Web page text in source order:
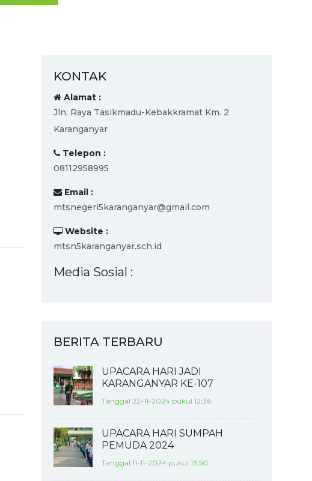
KONTAK
Alamat :
Jln. Raya Tasikmadu-Kebakkramat Km. 2
Karanganyar
Telepon :
08112958995
Email :
mtsnegeri5karanganyar@gmail.com
Website :
mtsn5karanganyar.sch.id
Media Sosial :
BERITA TERBARU
UPACARA HARI JADI
KARANGANYAR KE-107
Tanggal 22-11-2024 pukul 12:36
UPACARA HARI SUMPAH
PEMUDA 2024
Tanggal 11-11-2024 pukul 13:50